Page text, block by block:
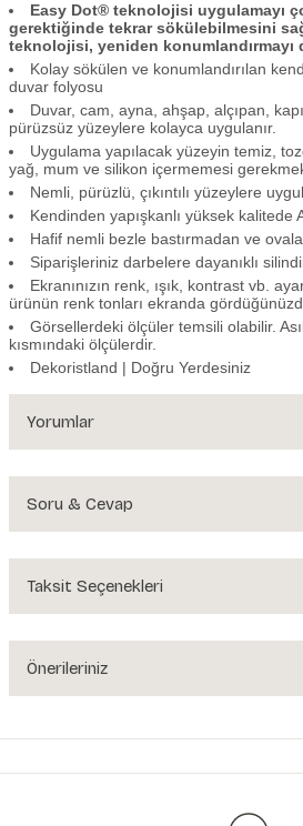
Easy Dot® teknolojisi uygulamayı
gerektiğinde tekrar sökülebilmesini
teknolojisi, yeniden konumlandırmayı
Kolay sökülen ve konumlandırılan
duvar folyosu
Duvar, cam, ayna, ahşap, alçıpan,
pürüzsüz yüzeylere kolayca uygulanır.
Uygulama yapılacak yüzeyin temiz,
yağ, mum ve silikon içermemesi
Nemli, pürüzlü, çıkıntılı yüzeylere
Kendinden yapışkanlı yüksek kalitede
Hafif nemli bezle bastırmadan ve
Siparişleriniz darbelere dayanıklı
Ekranınızın renk, ışık, kontrast vb.
ürünün renk tonları ekranda
Görsellerdeki ölçüler temsili olabilir.
kısmındaki ölçülerdir.
Dekoristland | Doğru Yerdesiniz
Yorumlar
Soru & Cevap
Ürün hakkında henüz soru
Taksit Seçenekleri
Önerileriniz
yetersiz gördüğünüz noktaları öneri
Görüş ve önerileriniz için teşekkür ederiz.